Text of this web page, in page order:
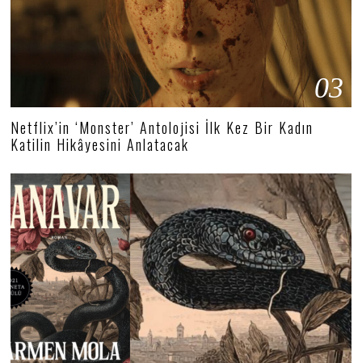
03
Netflix’in ‘Monster’ Antolojisi İlk Kez Bir Kadın
Katilin Hikâyesini Anlatacak